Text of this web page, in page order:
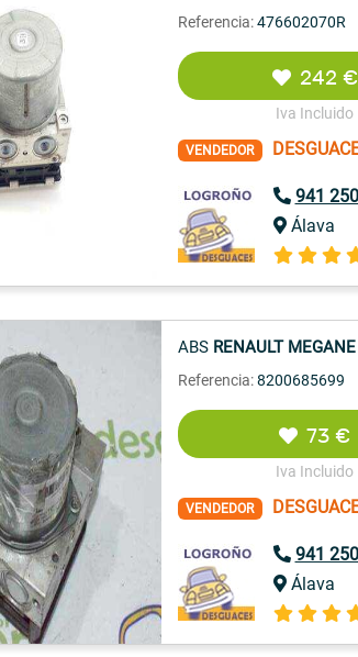
Referencia: 476602070R
242 €
Iva Incluido
VENDEDOR
941
Álava
ABS RENAULT
Referencia: 8200685699
73 €
Iva Incluido
VENDEDOR
941
Álava